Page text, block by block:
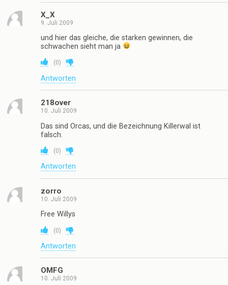
X_X
9. Juli 2009
und hier das gleiche, die starken gewinnen, die
schwachen sieht man ja
(0)
Antworten
218over
10. Juli 2009
Das sind Orcas, und die Bezeichnung Killerwal ist
falsch.
(0)
Antworten
zorro
10. Juli 2009
Free Willys
(0)
Antworten
OMFG
10. Juli 2009